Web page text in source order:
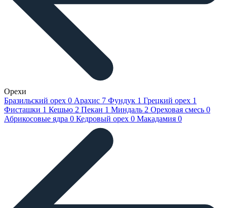
Орехи
Бразильский орех 0 Арахис 7 Фундук 1 Грецкий орех 1
Фисташки 1 Кешью 2 Пекан 1 Миндаль 2 Ореховая смесь 0
Абрикосовые ядра 0 Кедровый орех 0 Макадамия 0